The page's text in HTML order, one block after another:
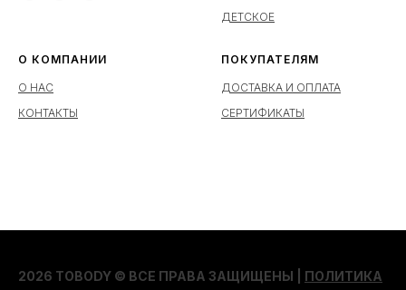
ДЕТСКОЕ
О КОМПАНИИ
О НАС
КОНТАКТЫ
ПОКУПАТЕЛЯМ
ДОСТАВКА И ОПЛАТА
СЕРТИФИКАТЫ
2026 TOBODY © ВСЕ ПРАВА ЗАЩИЩЕНЫ | ПОЛИТИКА